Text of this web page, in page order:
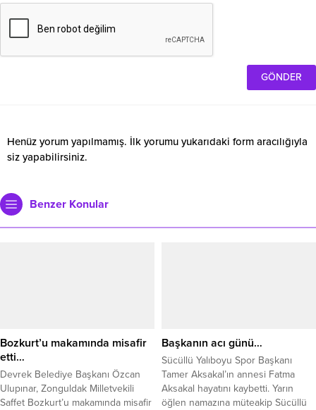
Henüz yorum yapılmamış. İlk yorumu yukarıdaki form aracılığıyla
siz yapabilirsiniz.
Benzer Konular
Bozkurt’u makamında misafir
etti…
Devrek Belediye Başkanı Özcan
Ulupınar, Zonguldak Milletvekili
Saffet Bozkurt’u makamında misafir
Başkanın acı günü…
Sücüllü Yalıboyu Spor Başkanı
Tamer Aksakal’ın annesi Fatma
Aksakal hayatını kaybetti. Yarın
öğlen namazına müteakip Sücüllü